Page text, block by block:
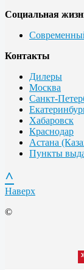
Социальная
Контакты
Дилеры
Москва
Санкт-
Хабаровск
Краснодар
Астана
Пункты
^
Наверх
©